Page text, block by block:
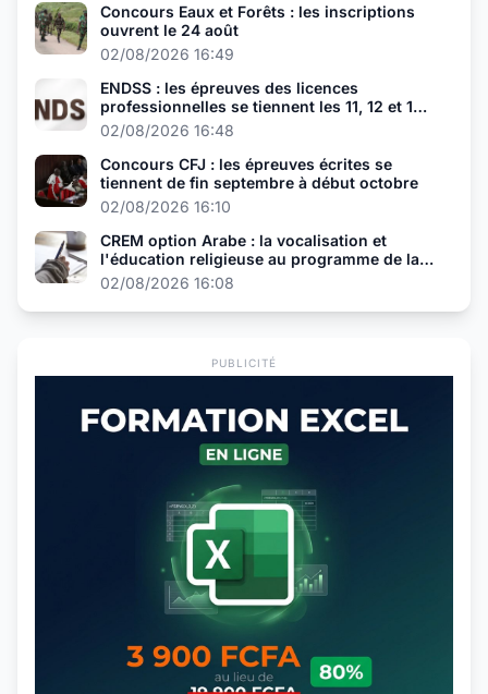
Concours Eaux et Forêts : les inscriptions
ouvrent le 24 août
02/08/2026 16:49
ENDSS : les épreuves des licences
professionnelles se tiennent les 11, 12 et 13
août
02/08/2026 16:48
Concours CFJ : les épreuves écrites se
tiennent de fin septembre à début octobre
02/08/2026 16:10
CREM option Arabe : la vocalisation et
l'éducation religieuse au programme de la
présélection
02/08/2026 16:08
PUBLICITÉ